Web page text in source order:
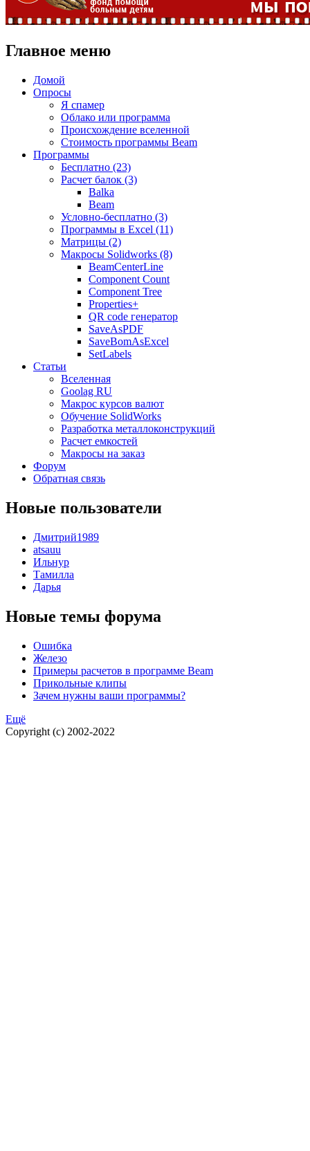
Главное меню
Домой
Опросы
Я спамер
Облако или программа
Происхождение вселенной
Стоимость программы Beam
Программы
Бесплатно (23)
Расчет балок (3)
Balka
Beam
Условно-бесплатно (3)
Программы в Excel (11)
Матрицы (2)
Макросы Solidworks (8)
BeamCenterLine
Component Count
Component Tree
Properties+
QR code генератор
SaveAsPDF
SaveBomAsExcel
SetLabels
Статьи
Вселенная
Goolag RU
Макрос курсов валют
Обучение SolidWorks
Разработка металлоконструкций
Расчет емкостей
Макросы на заказ
Форум
Обратная связь
Новые пользователи
Дмитрий1989
atsauu
Ильнур
Тамилла
Дарья
Новые темы форума
Ошибка
Железо
Примеры расчетов в программе Beam
Прикольные клипы
Зачем нужны ваши программы?
Ещё
Copyright (c) 2002-2022